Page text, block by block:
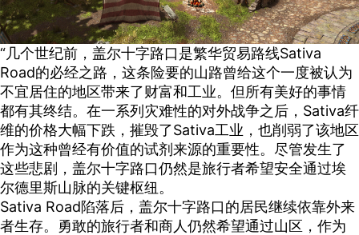
“几个世纪前，盖尔十字路口是繁华贸易路线Sativa
Road的必经之路，这条险要的山路曾给这个一度被认为
不宜居住的地区带来了财富和工业。但所有美好的事情
都有其终结。在一系列灾难性的对外战争之后，Sativa纤
维的价格大幅下跌，摧毁了Sativa工业，也削弱了该地区
作为这种曾经有价值的试剂来源的重要性。尽管发生了
这些悲剧，盖尔十字路口仍然是旅行者希望安全通过埃
尔德里斯山脉的关键枢纽。
Sativa Road陷落后，盖尔十字路口的居民继续依靠外来
者生存。勇敢的旅行者和商人仍然希望通过山区，作为